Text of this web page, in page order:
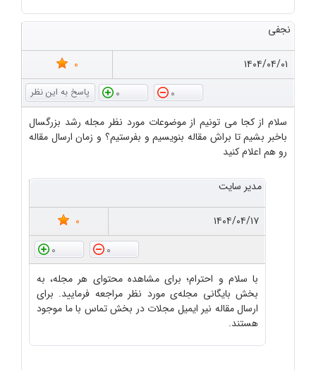
نجفی
۱۴۰۴/۰۴/۰۱
0
0
0
سلام از کجا می تونیم از موضوعات مورد نظر مجله رشد بزرگسال
باخبر بشیم تا براش مقاله بنویسیم و بفرستیم؟ و زمان ارسال مقاله
رو هم اعلام کنید
مدیر سایت
۱۴۰۴/۰۴/۱۷
0
0
0
با سلام و احترام؛ برای مشاهده محتوای هر مجله، به
بخش بایگانی مجله‌ی مورد نظر مراجعه فرمایید. برای
ارسال مقاله نیر ایمیل مجلات در بخش تماس با ما موجود
هستند.